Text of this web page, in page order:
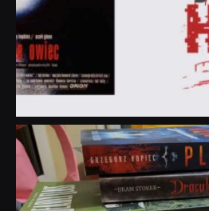
dobryhorror
Lip 31